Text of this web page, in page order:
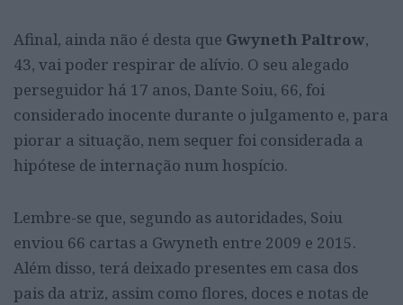
Afinal, ainda não é desta que Gwyneth Paltrow,
43, vai poder respirar de alívio. O seu alegado
perseguidor há 17 anos, Dante Soiu, 66, foi
considerado inocente durante o julgamento e, para
piorar a situação, nem sequer foi considerada a
hipótese de internação num hospício.
Lembre-se que, segundo as autoridades, Soiu
enviou 66 cartas a Gwyneth entre 2009 e 2015.
Além disso, terá deixado presentes em casa dos
pais da atriz, assim como flores, doces e notas de